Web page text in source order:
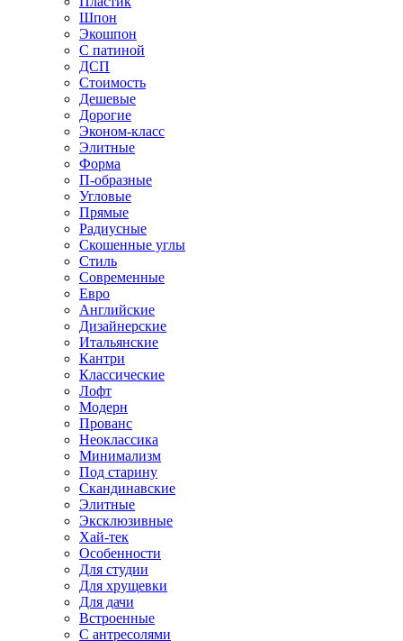
Шпон
Экошпон
С патиной
ДСП
Стоимость
Дешевые
Дорогие
Эконом-класс
Элитные
Форма
П-образные
Угловые
Прямые
Радиусные
Скошенные углы
Стиль
Современные
Евро
Английские
Дизайнерские
Итальянские
Кантри
Классические
Лофт
Модерн
Прованс
Неоклассика
Минимализм
Под старину
Скандинавские
Элитные
Эксклюзивные
Хай-тек
Особенности
Для студии
Для хрущевки
Для дачи
Встроенные
С антресолями